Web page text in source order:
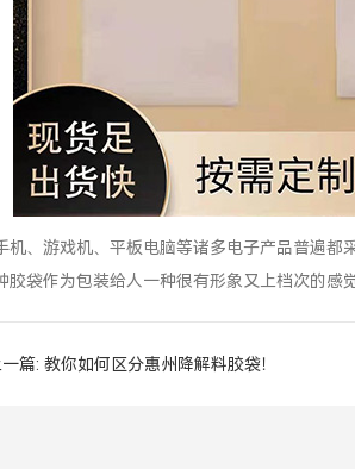
机、游戏机、平板电脑等诸多电子产品普遍都
胶袋作为包装给人一种很有形象又上档次的感觉
一篇: 教你如何区分惠州降解料胶袋！